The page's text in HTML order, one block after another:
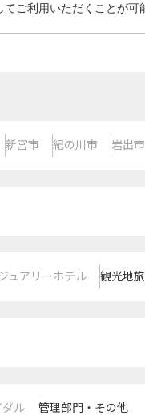
ご利用いただくことが可
新宮市 紀の川市 岩出市
ュアリーホテル 観光地
ダル 管理部門・その他